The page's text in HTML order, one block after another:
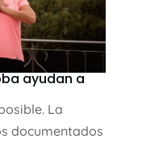
ayudan a
La
documentados